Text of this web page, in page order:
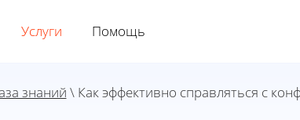
Услуги Помощь
знаний \ Как эффективно справляться с